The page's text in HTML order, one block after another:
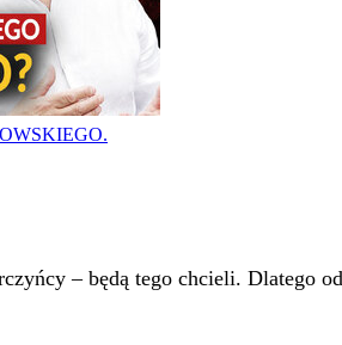
– będą tego chcieli. Dlatego